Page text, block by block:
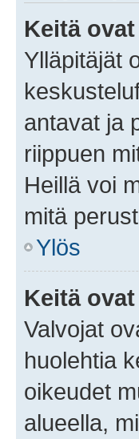
Keitä
Ylläpitäjät
antavat ja
riippuen
Heillä voi
mitä
Ylös
Keitä
Valvojat
huolehtia
oikeudet
alueella,